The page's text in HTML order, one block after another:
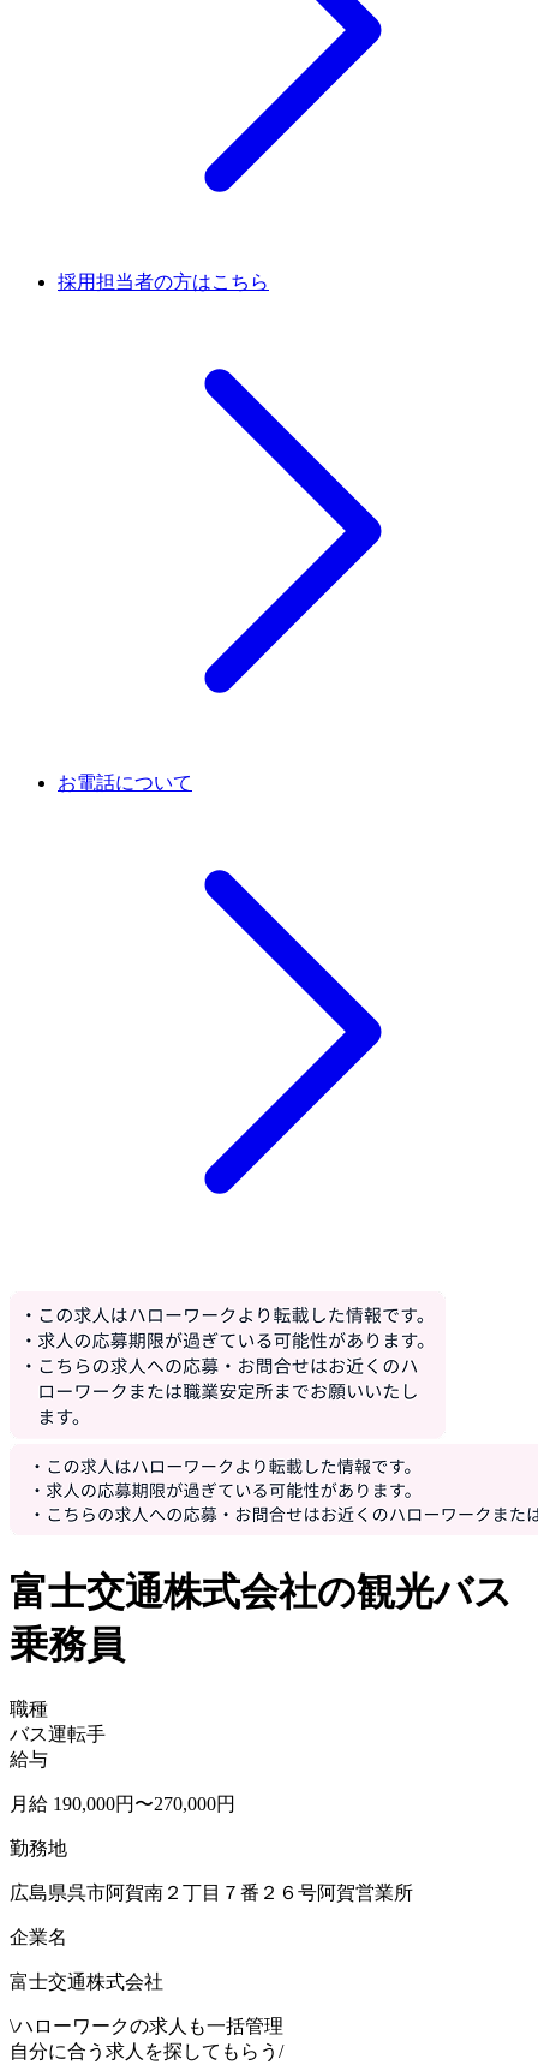
採用担当者の方はこちら
お電話について
富士交通株式会社の観光バス
乗務員
職種
バス運転手
給与
月給 190,000円〜270,000円
勤務地
広島県呉市阿賀南２丁目７番２６号阿賀営業所
企業名
富士交通株式会社
\ハローワークの求人も一括管理
自分に合う求人を探してもらう /